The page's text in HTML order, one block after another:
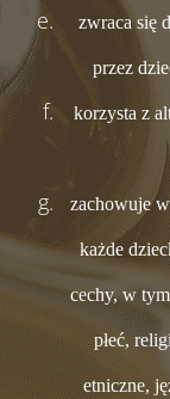
zwraca się
przez
korzysta z
zachowuje
każde
cechy, w
płeć,
etniczne,